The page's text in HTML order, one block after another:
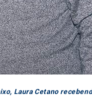
Laura Cetano